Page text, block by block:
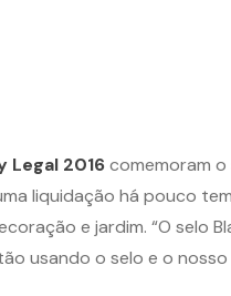
Legal 2016comemoram o
liquidação há pouco
e jardim. “O selo
usando o selo e o